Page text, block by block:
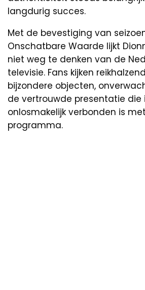
langdurig succes.
Met de bevestiging van
Onschatbare Waarde lijkt
niet weg te denken van de
televisie. Fans kijken
bijzondere objecten,
de vertrouwde presentatie die
onlosmakelijk verbonden is
programma.